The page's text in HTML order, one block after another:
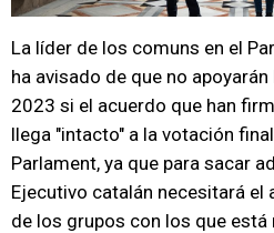
La líder de los comuns en el
ha avisado de que no
2023 si el acuerdo que han
llega "intacto" a la votación
Parlament, ya que para sacar
Ejecutivo catalán necesitará el
de los grupos con los que está